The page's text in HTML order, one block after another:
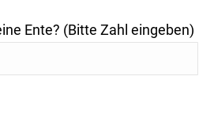
Ente? (Bitte Zahl eingeben)